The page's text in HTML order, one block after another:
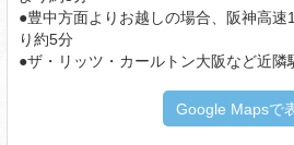
●豊中方面よりお越しの場合、阪神高速
り約5分
●ザ・リッツ・カールトン大阪など近隣
Google Mapsで